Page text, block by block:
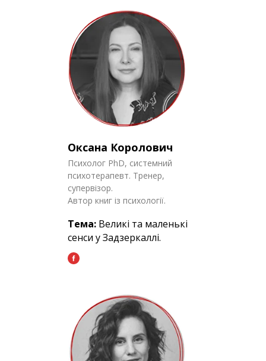
Оксана Королович
Психолог PhD, системний
психотерапевт. Тренер,
супервізор.
Автор книг із психології.
Тема: Великі та маленькі
сенси у Задзеркаллі.